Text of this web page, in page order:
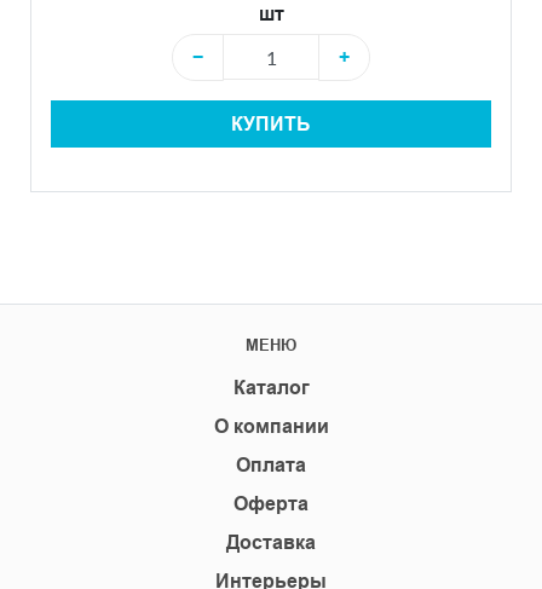
шт
−
+
КУПИТЬ
МЕНЮ
Каталог
О компании
Оплата
Оферта
Доставка
Интерьеры